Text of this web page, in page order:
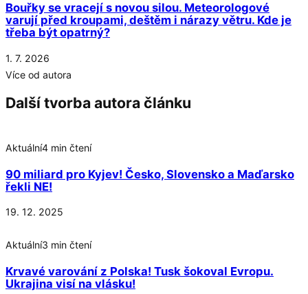
Bouřky se vracejí s novou silou. Meteorologové
varují před kroupami, deštěm i nárazy větru. Kde je
třeba být opatrný?
1. 7. 2026
Více od autora
Další tvorba autora článku
Aktuální4 min čtení
90 miliard pro Kyjev! Česko, Slovensko a Maďarsko
řekli NE!
19. 12. 2025
Aktuální3 min čtení
Krvavé varování z Polska! Tusk šokoval Evropu.
Ukrajina visí na vlásku!